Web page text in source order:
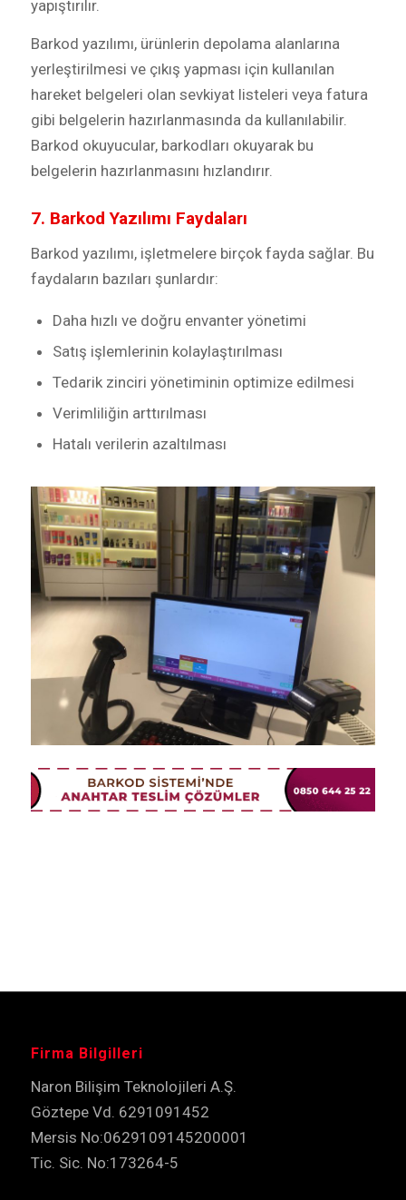
yapıştırılır.
Barkod yazılımı, ürünlerin depolama alanlarına
yerleştirilmesi ve çıkış yapması için kullanılan
hareket belgeleri olan sevkiyat listeleri veya fatura
gibi belgelerin hazırlanmasında da kullanılabilir.
Barkod okuyucular, barkodları okuyarak bu
belgelerin hazırlanmasını hızlandırır.
7. Barkod Yazılımı Faydaları
Barkod yazılımı, işletmelere birçok fayda sağlar. Bu
faydaların bazıları şunlardır:
Daha hızlı ve doğru envanter yönetimi
Satış işlemlerinin kolaylaştırılması
Tedarik zinciri yönetiminin optimize edilmesi
Verimliliğin arttırılması
Hatalı verilerin azaltılması
Firma Bilgilleri
Naron Bilişim Teknolojileri A.Ş.
Göztepe Vd. 6291091452
Mersis No:0629109145200001
Tic. Sic. No:173264-5